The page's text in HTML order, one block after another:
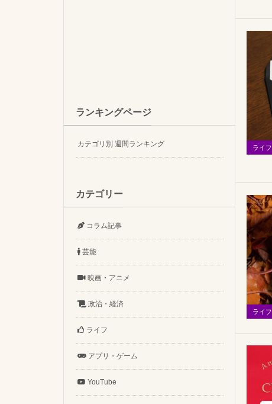
ライフ
ライフ
ランキングページ
カテゴリ別 週間ランキング
カテゴリー
コラム記事
芸能
映画・アニメ
政治・経済
ライフ
アプリ・ゲーム
YouTube